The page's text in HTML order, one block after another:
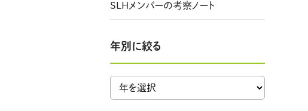
SLHメンバーの考察ノート
年別に絞る